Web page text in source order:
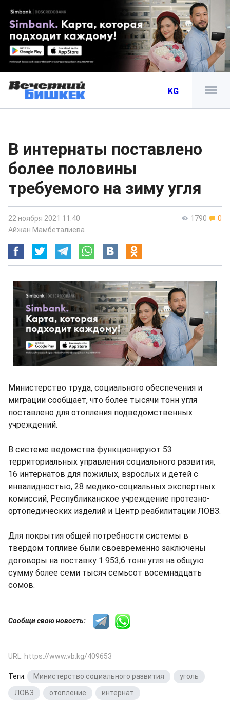
KG
В интернаты поставлено
более половины
требуемого на зиму угля
1790 0
22 ноября 2021 11:40
Айжан Мамбеталиева
Министерство труда, социального обеспечения и
миграции сообщает, что более тысячи тонн угля
поставлено для отопления подведомственных
учреждений.
В системе ведомства функционируют 53
территориальных управления социального развития,
16 интернатов для пожилых, взрослых и детей с
инвалидностью, 28 медико-социальных экспертных
комиссий, Республиканское учреждение протезно-
ортопедических изделий и Центр реабилитации ЛОВЗ.
Для покрытия общей потребности системы в
твердом топливе были своевременно заключены
договоры на поставку 1 953,6 тонн угля на общую
сумму более семи тысяч семьсот восемнадцать
сомов.
Сообщи свою новость:
URL: https://www.vb.kg/409653
Теги: Министерство социального развития уголь
ЛОВЗ
отопление интернат